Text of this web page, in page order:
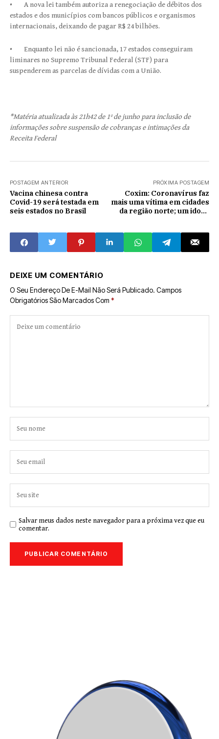
• A nova lei também autoriza a renegociação de débitos dos
estados e dos municípios com bancos públicos e organismos
internacionais, deixando de pagar R$ 24 bilhões.
• Enquanto lei não é sancionada, 17 estados conseguiram
liminares no Supremo Tribunal Federal (STF) para
suspenderem as parcelas de dívidas com a União.
*Matéria atualizada às 21h42 de 1º de junho para inclusão de
informações sobre suspensão de cobranças e intimações da
Receita Federal
POSTAGEM ANTERIOR
Vacina chinesa contra
Covid-19 será testada em
seis estados no Brasil
PRÓXIMA POSTAGEM
Coxim: Coronavírus faz
mais uma vítima em cidades
da região norte; um idoso
DEIXE UM COMENTÁRIO
O Seu Endereço De E-Mail Não Será Publicado. Campos
Obrigatórios São Marcados Com *
Salvar meus dados neste navegador para a próxima vez que eu
comentar.